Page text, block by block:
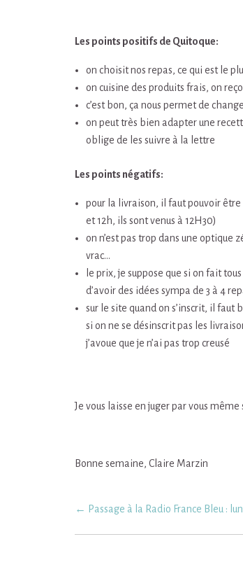
Les points positifs de Quitoque:
on choisit nos repas, ce qui est le
on cuisine des produits frais, on
c’est bon, ça nous permet de
on peut très bien adapter une
oblige de les suivre à la lettre
Les points négatifs:
pour la livraison, il faut pouvoir
et 12h, ils sont venus à 12H30)
on n’est pas trop dans une optique
vrac…
le prix, je suppose que si on fait
d’avoir des idées sympa de 3 à 4
sur le site quand on s’inscrit, il faut
si on ne se désinscrit pas les
j’avoue que je n’ai pas trop creusé
Je vous laisse en juger par vous
Bonne semaine, Claire Marzin
Post
← Passage à la Radio France Bleu :